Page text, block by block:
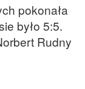
pokonała
było 5:5.
Rudny